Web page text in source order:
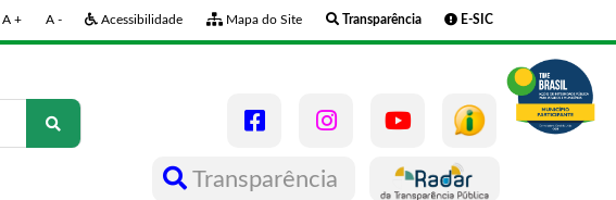
A + A - Acessibilidade Mapa do Site Transparência E-SIC
Transparência